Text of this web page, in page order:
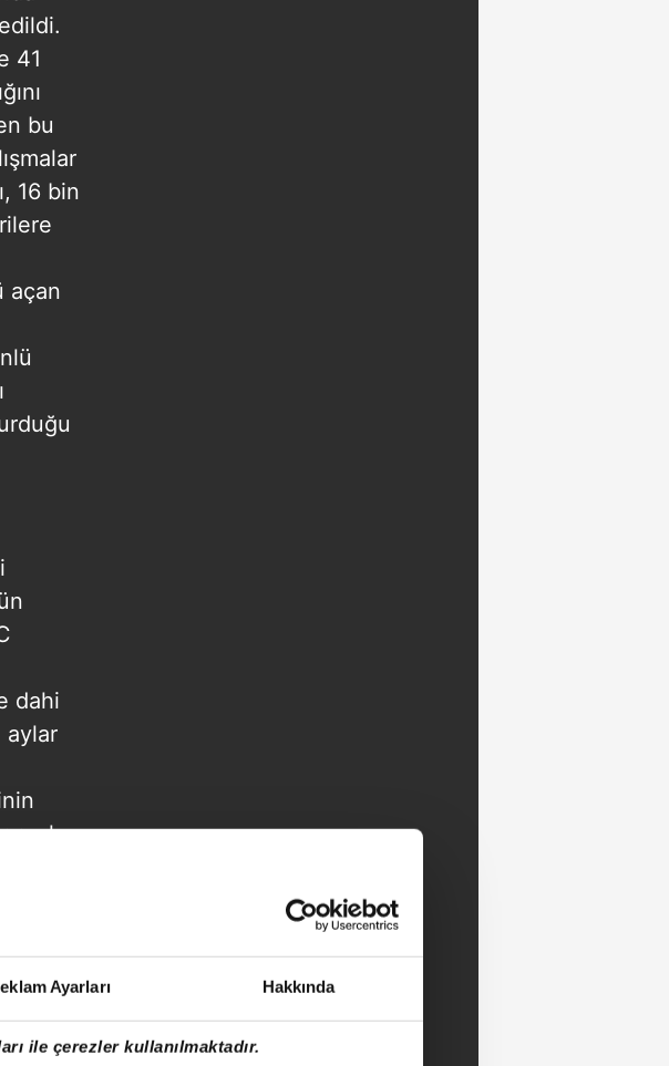
Ayarları Hakkında
ile çerezler kullanılmaktadır.
41
bu
16 bin
açan
dahi
aylar
renk
yasal
da